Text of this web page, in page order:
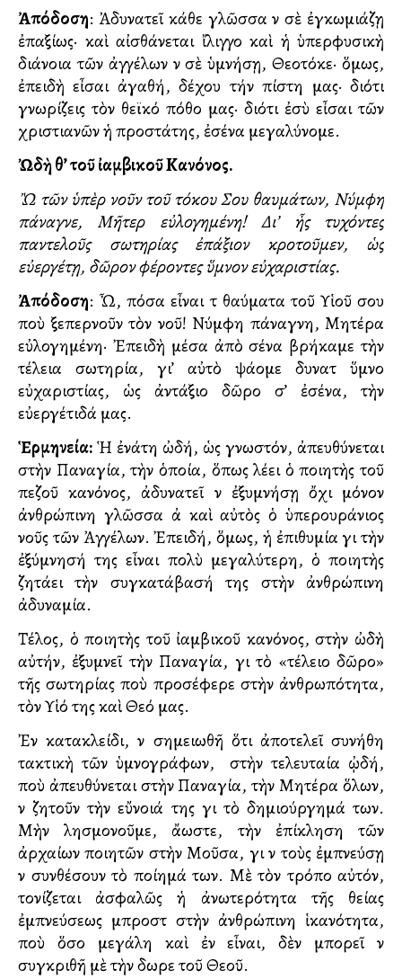
Ἀπόδοση: Ἀδυνατεῖ κάθε γλῶσσα νὰ σὲ ἐγκωμιάζῃ
ἐπαξίως· καὶ αἰσθάνεται ἴλιγγο καὶ ἡ ὑπερφυσικὴ
διάνοια τῶν ἀγγέλων νὰ σὲ ὑμνήσῃ, Θεοτόκε· ὅμως,
ἐπειδὴ εἶσαι ἀγαθή, δέχου τήν πίστη μας· διότι
γνωρίζεις τὸν θεϊκό πόθο μας· διότι ἐσὺ εἶσαι τῶν
χριστιανῶν ἡ προστάτης, ἐσένα μεγαλύνομε.
Ὠδὴ θ’ τοῦ ἰαμβικοῦ Κανόνος.
Ὢ τῶν ὑπὲρ νοῦν τοῦ τόκου Σου θαυμάτων, Νύμφη
πάναγνε, Μῆτερ εὐλογημένη! Δι’ ἧς τυχόντες
παντελοῦς σωτηρίας ἐπάξιον κροτοῦμεν, ὡς
εὐεργέτῃ, δῶρον φέροντες ὕμνον εὐχαριστίας.
Ἀπόδοση: Ὦ, πόσα εἶναι τὰ θαύματα τοῦ Υἱοῦ σου
ποὺ ξεπερνοῦν τὸν νοῦ! Νύμφη πάναγνη, Μητέρα
εὐλογημένη· Ἐπειδὴ μέσα ἀπὸ σένα βρήκαμε τὴν
τέλεια σωτηρία, γι’ αὐτὸ ψάλλομε δυνατὰ ὕμνο
εὐχαριστίας, ὡς ἀντάξιο δῶρο σ’ ἐσένα, τὴν
εὐεργέτιδά μας.
Ἑρμηνεία:Ἡ ἐνάτη ὠδή, ὡς γνωστόν, ἀπευθύνεται
στὴν Παναγία, τὴν ὁποία, ὅπως λέει ὁ ποιητὴς τοῦ
πεζοῦ κανόνος, ἀδυνατεῖ νὰ ἐξυμνήσῃ ὄχι μόνον
ἀνθρώπινη γλῶσσα ἀλλὰ καὶ αὐτὸς ὁ ὑπερουράνιος
νοῦς τῶν Ἀγγέλων. Ἐπειδή, ὅμως, ἡ ἐπιθυμία γιὰ τὴν
ἐξύμνησή της εἶναι πολὺ μεγαλύτερη, ὁ ποιητὴς
ζητάει τὴν συγκατάβασή της στὴν ἀνθρώπινη
ἀδυναμία.
Τέλος, ὁ ποιητὴς τοῦ ἰαμβικοῦ κανόνος, στὴν ὠδὴ
αὐτήν, ἐξυμνεῖ τὴν Παναγία, γιὰ τὸ «τέλειο δῶρο»
τῆς σωτηρίας ποὺ προσέφερε στὴν ἀνθρωπότητα,
τὸν Υἱό της καὶ Θεό μας.
Ἐν κατακλείδι, νὰ σημειωθῆ ὅτι ἀποτελεῖ συνήθη
τακτικὴ τῶν ὑμνογράφων, στὴν τελευταία ᾠδή,
ποὺ ἀπευθύνεται στὴν Παναγία, τὴν Μητέρα ὅλων,
νὰ ζητοῦν τὴν εὔνοιά της γιὰ τὸ δημιούργημά των.
Μὴν λησμονοῦμε, ἄλλωστε, τὴν ἐπίκληση τῶν
ἀρχαίων ποιητῶν στὴν Μοῦσα, γιὰ νὰ τοὺς ἐμπνεύσῃ
νὰ συνθέσουν τὸ ποίημά των. Μὲ τὸν τρόπο αὐτόν,
τονίζεται ἀσφαλῶς ἡ ἀνωτερότητα τῆς θείας
ἐμπνεύσεως μπροστὰ στὴν ἀνθρώπινη ἱκανότητα,
ποὺ ὅσο μεγάλη καὶ ἐὰν εἶναι, δὲν μπορεῖ νὰ
συγκριθῆ μὲ τὴν δωρεὰ τοῦ Θεοῦ.